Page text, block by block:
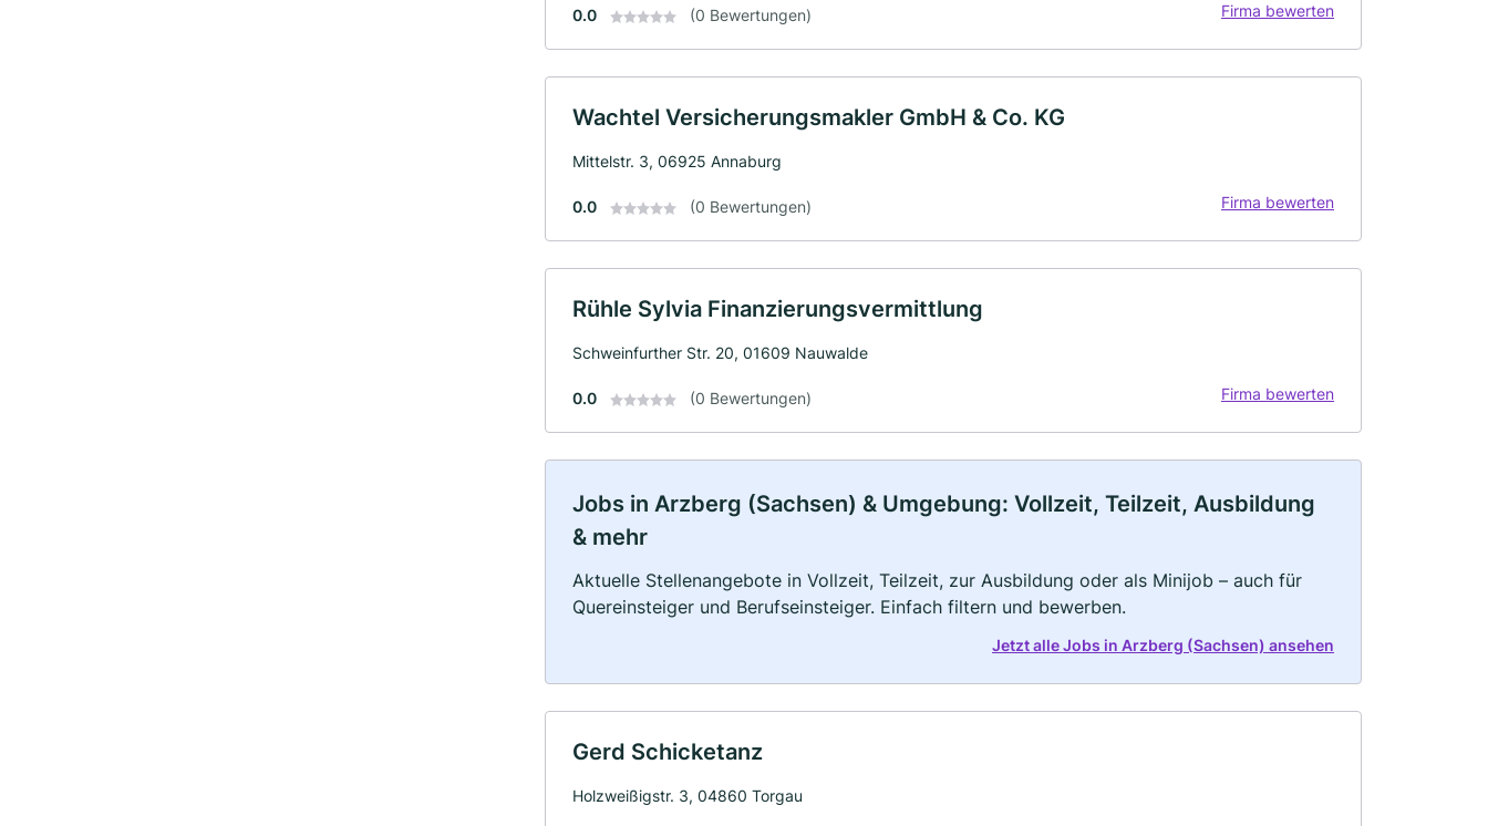
0.0 (0 Bewertungen) Firma bewerten
Wachtel Versicherungsmakler GmbH & Co. KG
Mittelstr. 3, 06925 Annaburg
0.0 (0 Bewertungen) Firma bewerten
Rühle Sylvia Finanzierungsvermittlung
Schweinfurther Str. 20, 01609 Nauwalde
0.0 (0 Bewertungen) Firma bewerten
Jobs in Arzberg (Sachsen) & Umgebung: Vollzeit, Teilzeit, Ausbildung
& mehr
Aktuelle Stellenangebote in Vollzeit, Teilzeit, zur Ausbildung oder als Minijob – auch für
Quereinsteiger und Berufseinsteiger. Einfach filtern und bewerben.
Jetzt alle Jobs in Arzberg (Sachsen) ansehen
Gerd Schicketanz
Holzweißigstr. 3, 04860 Torgau